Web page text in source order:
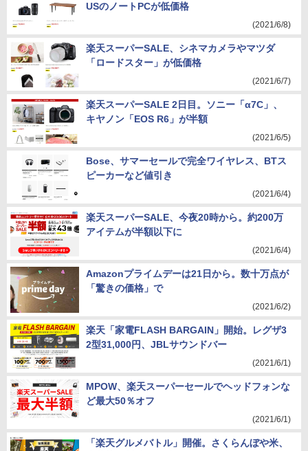
USのノートPCが低価格
(2021/6/8)
楽天スーパーSALE、シネマカメラやマツダ
「ロードスター」が低価格
(2021/6/7)
楽天スーパーSALE 2日目。ソニー「α7C」、
キヤノン「EOS R6」が半額
(2021/6/5)
Bose、サマーセールで完全ワイヤレス、BTス
ピーカーなど値引き
(2021/6/4)
楽天スーパーSALE、今夜20時から。約200万
アイテムが半額以下に
(2021/6/4)
Amazonプライムデーは21日から。数十万点が
「驚きの価格」で
(2021/6/2)
楽天「家電FLASH BARGAIN」開始。レグザ3
2型31,000円、JBLサウンドバー
(2021/6/1)
MPOW、楽天スーパーセールでヘッドフォンな
ど最大50％オフ
(2021/6/1)
「楽天グルメバトル」開催。さくらんぼや米、